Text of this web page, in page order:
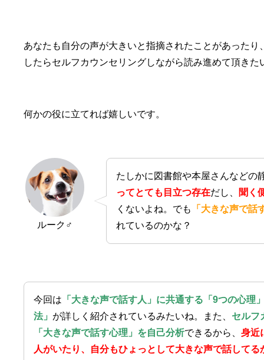
あなたも自分の声が大きいと指摘されたことがあった
したらセルフカウンセリングしながら読み進めて頂きた
何かの役に立てれば嬉しいです。
ルーク♂
たしかに図書館や本屋さんなどの
ってとても目立つ存在だし、
聞く
くないよね。でも
「大きな声で話
れているのかな？
今回は 「大きな声で話す人」に共通する「9つの心理
法」 が詳しく紹介されているみたいね。また、 セルフ
「大きな声で話す心理」を自己分析できるから、 身近
人がいたり、自分もひょっとして大きな声で話してる